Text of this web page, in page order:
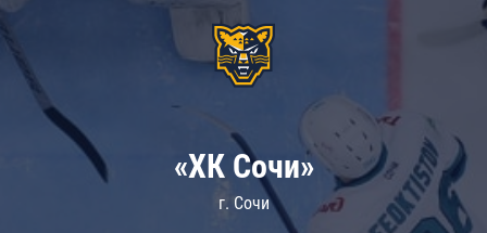
«ХК Сочи»
г. Сочи